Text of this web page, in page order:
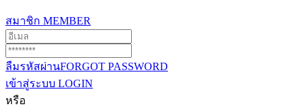
สมาชิก MEMBER
ลืมรหัสผ่านFORGOT PASSWORD
เข้าสู่ระบบ LOGIN
หรือ